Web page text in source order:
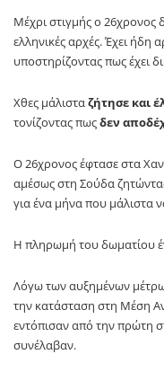
Μέχρι στιγμής ο 26χρονος
ελληνικές αρχές. Έχει ήδη
υποστηρίζοντας πως έχει
Χθες μάλισταζήτησε και
τονίζοντας πωςδεν
Ο 26χρονος έφτασε στα
αμέσως στη Σούδα
για ένα μήνα που μάλιστα
Η πληρωμή του δωματίου
Λόγω των αυξημένων
την κατάσταση στη Μέση
εντόπισαν από την πρώτη
συνέλαβαν.